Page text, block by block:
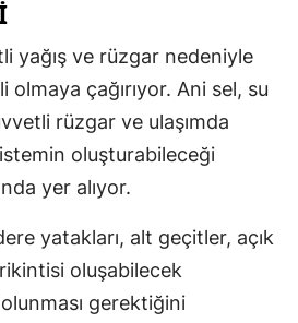
yağış ve rüzgar nedeniyle
olmaya çağırıyor. Ani sel, su
rüzgar ve ulaşımda
oluşturabileceği
yer alıyor.
yatakları, alt geçitler, açık
oluşabilecek
gerektiğini